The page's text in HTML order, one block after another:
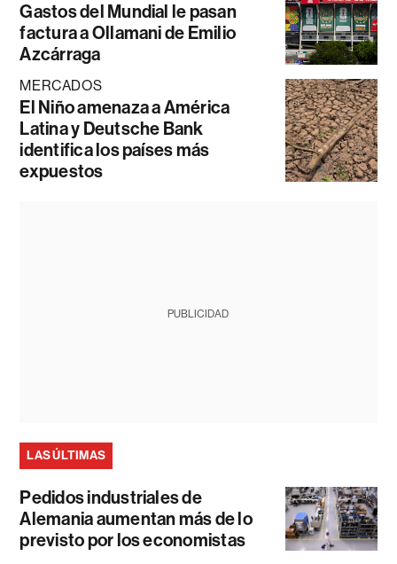
Gastos del Mundial le pasan
factura a Ollamani de Emilio
Azcárraga
MERCADOS
El Niño amenaza a América
Latina y Deutsche Bank
identifica los países más
expuestos
PUBLICIDAD
LAS ÚLTIMAS
Pedidos industriales de
Alemania aumentan más de lo
previsto por los economistas